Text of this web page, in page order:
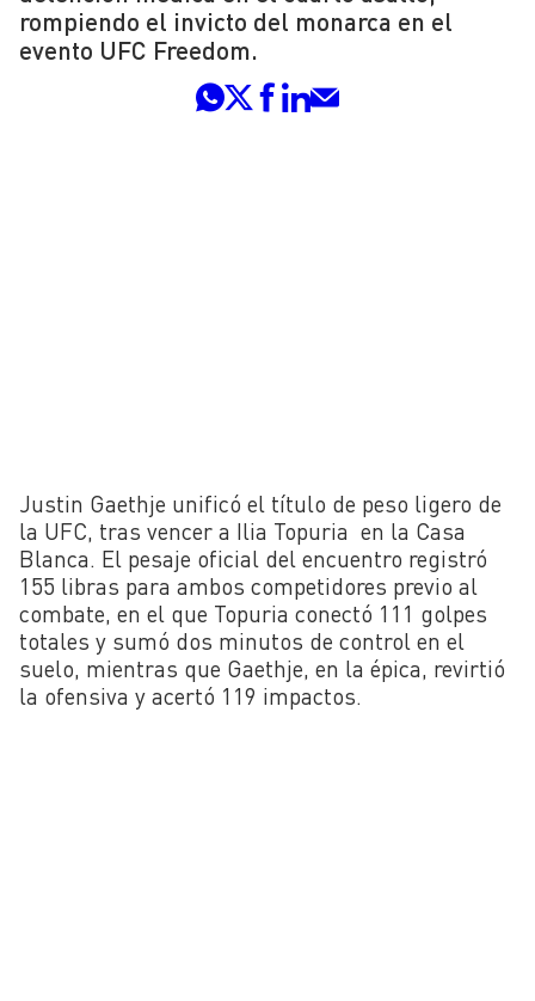
rompiendo el invicto del monarca en el
evento UFC Freedom.
Justin Gaethje unificó el título de peso ligero de
la UFC, tras vencer a Ilia Topuria en la Casa
Blanca. El pesaje oficial del encuentro registró
155 libras para ambos competidores previo al
combate, en el que Topuria conectó 111 golpes
totales y sumó dos minutos de control en el
suelo, mientras que Gaethje, en la épica, revirtió
la ofensiva y acertó 119 impactos.